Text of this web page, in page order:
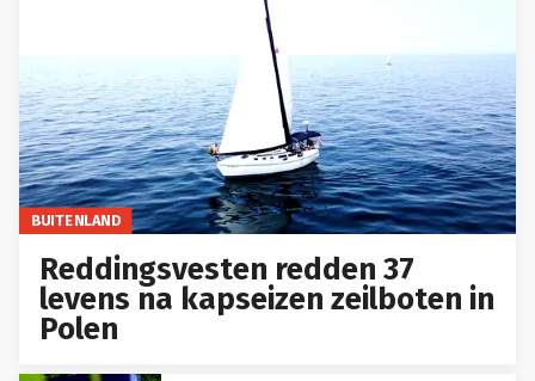
BUITENLAND
Reddingsvesten redden 37
levens na kapseizen zeilboten in
Polen